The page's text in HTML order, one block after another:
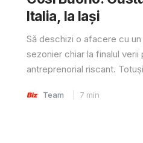
Italia, la Iași
Să deschizi o afacere cu
sezonier chiar la finalul verii
antreprenorial riscant.
Team 7 min